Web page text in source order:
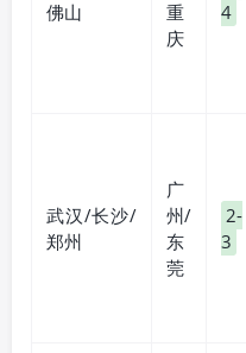
佛山
重
庆
4
武汉/长沙/
郑州
广
州/
东
莞
2-
3